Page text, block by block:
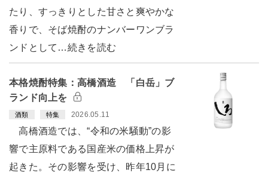
たり、すっきりとした甘さと爽やかな
香りで、そば焼酎のナンバーワンブラ
ンドとして…続きを読む
本格焼酎特集：高橋酒造 「白岳」ブ
ランド向上を
酒類 特集 2026.05.11
高橋酒造では、“令和の米騒動”の影
響で主原料である国産米の価格上昇が
起きた。その影響を受け、昨年10月に